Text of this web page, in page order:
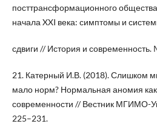
посттрансформационного
начала XXI века: симптомы и
сдвиги // История и
21. Катерный И.В. (2018). Слишком
мало норм? Нормальная аномия
современности // Вестник МГИМО-
225–231.